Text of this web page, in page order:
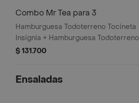
Combo Mr Tea para 3
Hamburguesa Todoterreno Tocineta
Insignia + Hamburguesa Todoterreno
Callejera + 2 papas grandes + 2 Mr
$ 131.700
Ensaladas